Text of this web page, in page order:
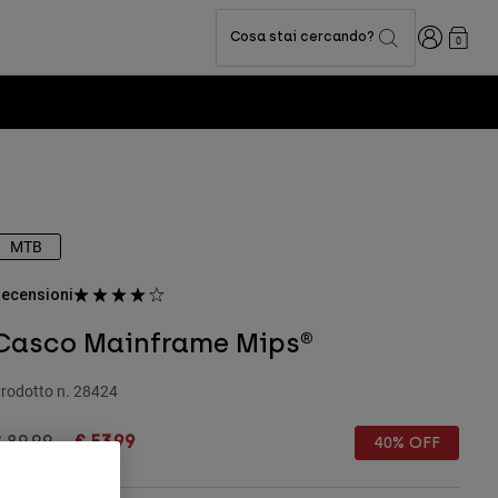
Cosa stai cercando? Accedi0
MTB
Mainframe Mips®
n. 28424
reduced from
89.99to€ 53.99 40% OFF